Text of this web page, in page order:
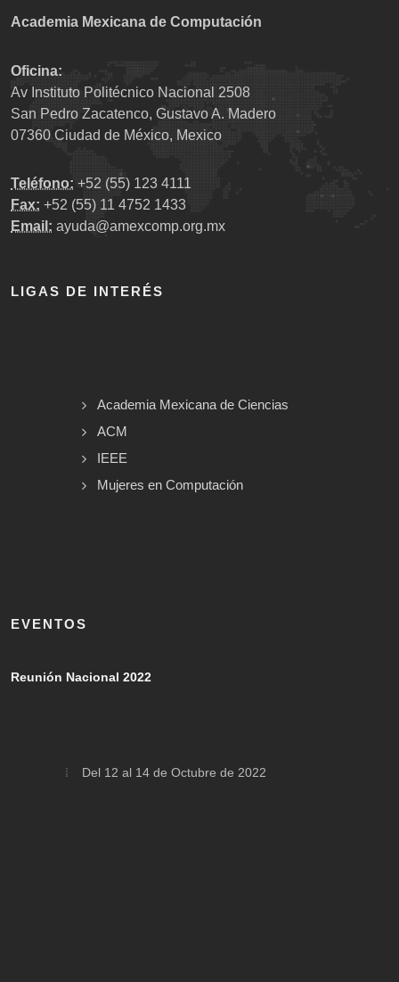
Academia Mexicana de Computación
Oficina:
Av Instituto Politécnico Nacional 2508
San Pedro Zacatenco, Gustavo A. Madero
07360 Ciudad de México, Mexico
Teléfono: +52 (55) 123 4111
Fax: +52 (55) 11 4752 1433
Email: ayuda@amexcomp.org.mx
LIGAS DE INTERÉS
Academia Mexicana de Ciencias
ACM
IEEE
Mujeres en Computación
EVENTOS
Reunión Nacional 2022
Del 12 al 14 de Octubre de 2022